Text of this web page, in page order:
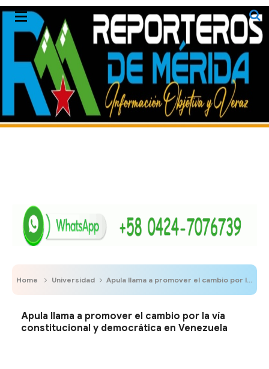
Home Universidad Apula llama a promover el cambio por la vía constitucional y democrática en Venezuela
Apula llama a promover el cambio por la vía
constitucional y democrática en Venezuela